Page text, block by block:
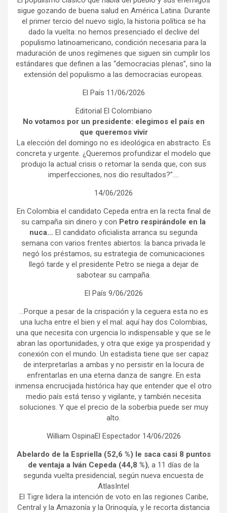
sigue gozando de buena salud en América Latina. Durante
el primer tercio del nuevo siglo, la historia política se ha
dado la vuelta: no hemos presenciado el declive del
populismo latinoamericano, condición necesaria para la
maduración de unos regímenes que siguen sin cumplir los
estándares que definen a las “democracias plenas”, sino la
extensión del populismo a las democracias europeas.
El País 11/06/2026
Editorial El Colombiano
No votamos por un presidente: elegimos el país en
que queremos vivir
La elección del domingo no es ideológica en abstracto. Es
concreta y urgente. ¿Queremos profundizar el modelo que
produjo la actual crisis o retomar la senda que, con sus
imperfecciones, nos dio resultados?”….
14/06/2026
En Colombia el candidato Cepeda entra en la recta final de
su campaña sin dinero y con Petro respirándole en la
nuca… El candidato oficialista arranca su segunda
semana con varios frentes abiertos: la banca privada le
negó los préstamos, su estrategia de comunicaciones
llegó tarde y el presidente Petro se niega a dejar de
sabotear su campaña.
El País 9/06/2026
…Porque a pesar de la crispación y la ceguera esta no es
una lucha entre el bien y el mal: aquí hay dos Colombias,
una que necesita con urgencia lo indispensable y que se le
abran las oportunidades, y otra que exige ya prosperidad y
conexión con el mundo. Un estadista tiene que ser capaz
de interpretarlas a ambas y no persistir en la locura de
enfrentarlas en una eterna danza de sangre. En esta
inmensa encrucijada histórica hay que entender que el otro
medio país está tenso y vigilante, y también necesita
soluciones. Y que el precio de la soberbia puede ser muy
alto.
William OspinaEl Espectador 14/06/2026
Abelardo de la Espriella (52,6 %) le saca casi 8 puntos
de ventaja a Iván Cepeda (44,8 %), a 11 días de la
segunda vuelta presidencial, según nueva encuesta de
AtlasIntel
El Tigre lidera la intención de voto en las regiones Caribe,
Central y la Amazonía y la Orinoquía, y le recorta distancia